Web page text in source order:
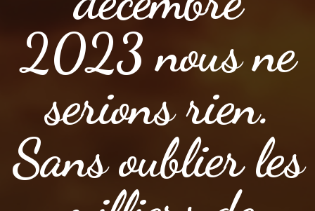
2023 nous ne
serions rien.
Sans oublier les